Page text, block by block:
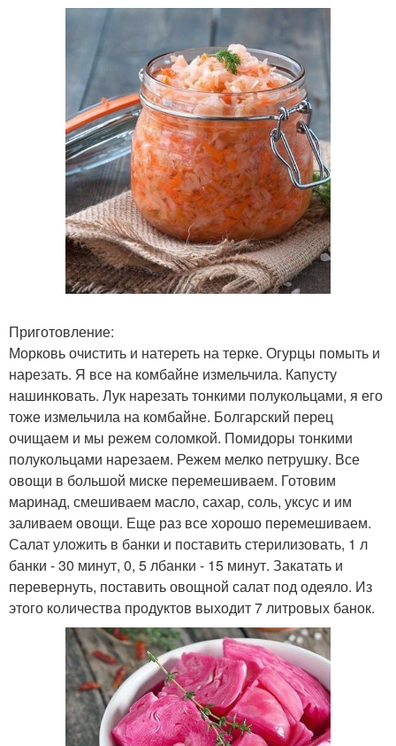
Приготовление:
Морковь очистить и натереть на терке. Огурцы помыть и
нарезать. Я все на комбайне измельчила. Капусту
нашинковать. Лук нарезать тонкими полукольцами, я его
тоже измельчила на комбайне. Болгарский перец
очищаем и мы режем соломкой. Помидоры тонкими
полукольцами нарезаем. Режем мелко петрушку. Все
овощи в большой миске перемешиваем. Готовим
маринад, смешиваем масло, сахар, соль, уксус и им
заливаем овощи. Еще раз все хорошо перемешиваем.
Салат уложить в банки и поставить стерилизовать, 1 л
банки - 30 минут, 0, 5 лбанки - 15 минут. Закатать и
перевернуть, поставить овощной салат под одеяло. Из
этого количества продуктов выходит 7 литровых банок.